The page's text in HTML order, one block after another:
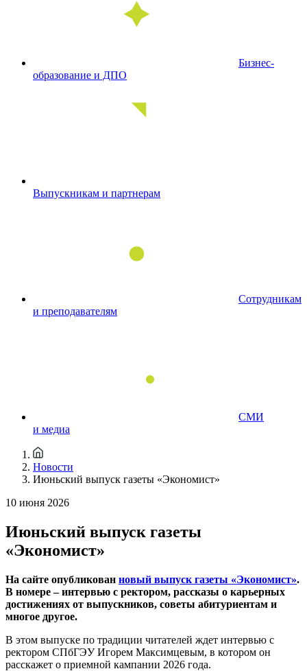
Бизнес-
образование и ДПО
Выпускникам и партнерам
Сотрудникам
и преподавателям
СМИ
и медиа
Новости
Июньский выпуск газеты «Экономист»
10 июня 2026
Июньский выпуск газеты
«Экономист»
На сайте опубликован новый выпуск газеты «Экономист».
В номере – интервью с ректором, рассказы о карьерных
достижениях от выпускников, советы абитуриентам и
многое другое.
В этом выпуске по традиции читателей ждет интервью с
ректором СПбГЭУ Игорем Максимцевым, в котором он
расскажет о приемной кампании 2026 года.